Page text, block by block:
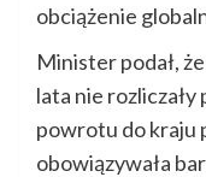
obciążenie
Minister podał,
lata nie
powrotu do kraju
obowiązywała